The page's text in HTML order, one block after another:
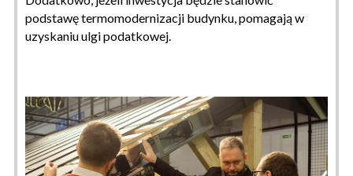
podstawę termomodernizacji budynku, pomagają w
uzyskaniu ulgi podatkowej.